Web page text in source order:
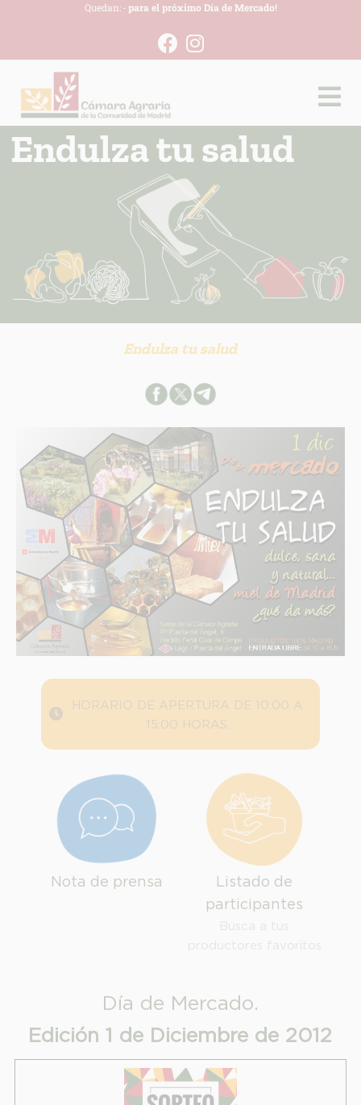
Quedan: -para el próximo Día de Mercado!
Endulza tu salud
Endulza tu salud
HORARIO DE APERTURA DE 10:00 A
15:00 HORAS.
Nota de prensa
Listado de
participantes
Día de Mercado.
Edición 1 de Diciembre de 2012
Finalidad: